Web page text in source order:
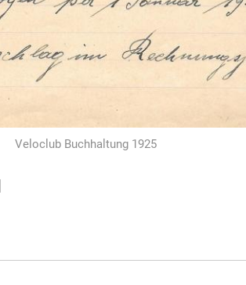
Veloclub Buchhaltung 1925